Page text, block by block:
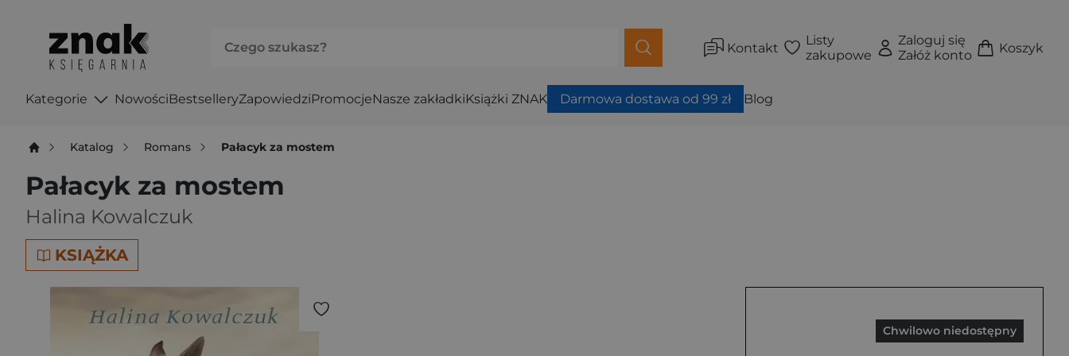
Kontakt
Listy
zakupowe
Zaloguj się
Załóż konto
Koszyk
Kategorie NowościBestselleryZapowiedziPromocjeNasze zakładkiKsiążki ZNAK Darmowa dostawa od 99 zł Blog
Katalog Romans Pałacyk za mostem
Pałacyk za mostem
Halina Kowalczuk
KSIĄŻKA
Chwilowo niedostępny